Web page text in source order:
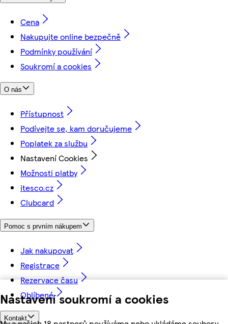
Nastavení soukromí a cookies
Cena
Nakupujte online bezpečně
Podmínky používání
Soukromí a cookies
O nás
Přístupnost
Podívejte se, kam doručujeme
Poplatek za službu
Nastavení Cookies
Možnosti platby
itesco.cz
Clubcard
Pomoc s prvním nákupem
Jak nakupovat
Registrace
Rezervace času
Oblíbené
Kontakt